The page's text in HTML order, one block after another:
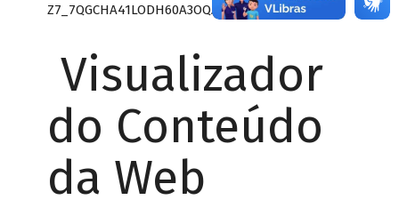
Z7_7QGCHA41LODH60A3OQA8RN1415
Visualizador
do Conteúdo
da Web